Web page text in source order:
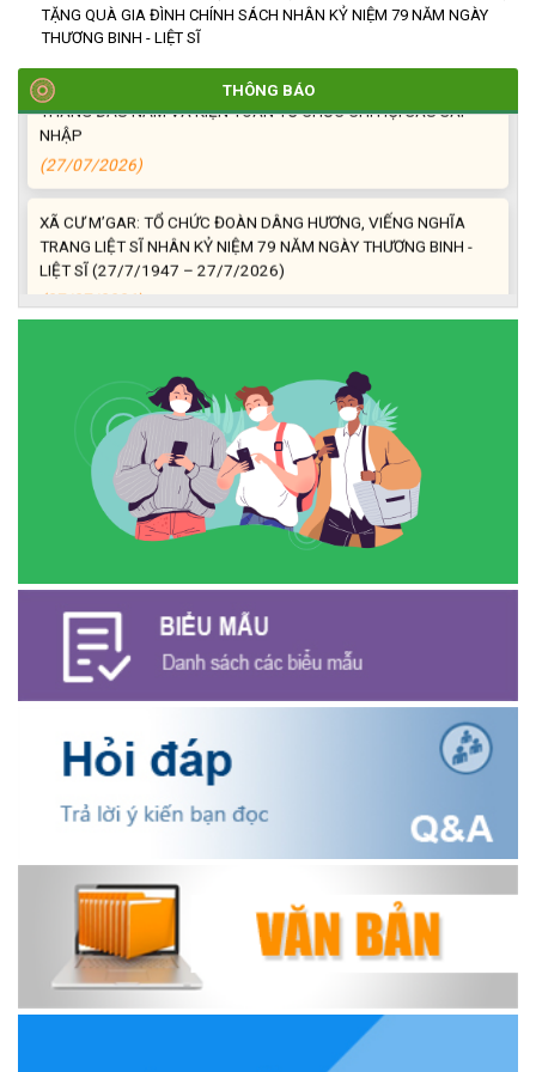
TẶNG QUÀ GIA ĐÌNH CHÍNH SÁCH NHÂN KỶ NIỆM 79 NĂM NGÀY
THƯƠNG BINH - LIỆT SĨ
THÔNG BÁO
(27/07/2026)
HỘI NGƯỜI CAO TUỔI XÃ CƯ M’GAR: SƠ KẾT CÔNG TÁC HỘI 6
THÁNG ĐẦU NĂM VÀ KIỆN TOÀN TỔ CHỨC CHI HỘI SAU SÁP
NHẬP
(27/07/2026)
XÃ CƯ M’GAR: TỔ CHỨC ĐOÀN DÂNG HƯƠNG, VIẾNG NGHĨA
TRANG LIỆT SĨ NHÂN KỶ NIỆM 79 NĂM NGÀY THƯƠNG BINH -
LIỆT SĨ (27/7/1947 – 27/7/2026)
(27/07/2026)
NĂM NGÀY THƯƠNG BINH - LIỆT SĨ
(27/07/2026)
Phát biểu bế mạc Hội nghị Trung ương 3, khóa XIV của Tổng Bí
thư, Chủ tịch nước Tô Lâm
(26/07/2026)
NGÂN HÀNG CHÍNH SÁCH XÃ HỘI CƯ M’GAR: TỔ CHỨC CHO
VAY KÝ QUỸ ĐỐI VỚI NGƯỜI LAO ĐỘNG ĐI LÀM VIỆC TẠI HÀN
QUỐC
(24/07/2026)
HỘI NÔNG DÂN XÃ CƯ M’GAR ĐẠI DIỆN TỈNH ĐẮK LẮK QUẢNG
BÁ SẢN PHẨM OCOP TẠI TUẦN LỄ NÔNG SẢN VÀ SẢN PHẨM
OCOP TỈNH KHÁNH HÒA NĂM 2026
2026.
(17/07/2026)
HƯỞNG ỨNG CUỘC THI TRỰC TUYẾN CỦA HỘI NÔNG DÂN XÃ
CƯ M’GAR – LAN TỎA TRI THỨC, VỮNG BƯỚC CÙNG NÔNG